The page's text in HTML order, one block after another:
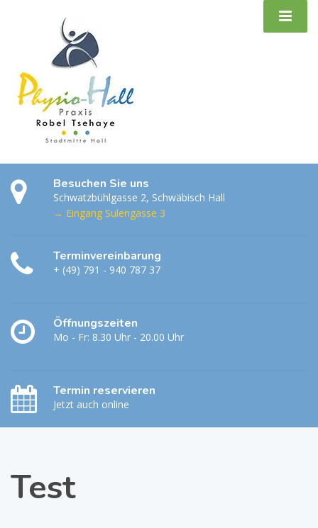
Besuchen Sie uns
Schwatzbühlgasse 2, Schwäbisch Hall
→ Eingang Sulengasse 3
Terminvereinbarung
+ (49) 791 - 940 787 37
Öffnungszeiten
Mo - Fr: 8.30 Uhr - 20.00 Uhr
Termin reservieren
Jetzt auch online
Test